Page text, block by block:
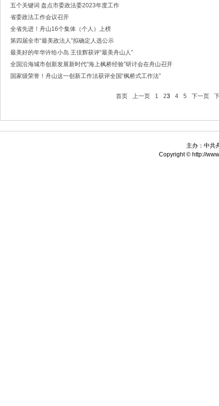
五个关键词 盘点市委政法委2023年度工作
省委政法工作会议召开
全省先进！舟山16个集体（个人）上榜
第四届全市“最美政法人”拟确定人选公示
最美好的年华许给小岛 王佳辉获评“最美舟山人”
全国沿海城市创新发展新时代“海上枫桥经验”研讨会在舟山召开
国家级荣誉！舟山这一创新工作法获评全国“枫桥式工作法”
首页 上一页 1 23 4 5 下一页
主办：中共
Copyright © http://